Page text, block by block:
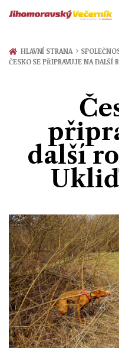
Zprávy
Společnost
HLAVNÍ STRANA ›
ČESKO SE PŘIPRAVUJE NA
další